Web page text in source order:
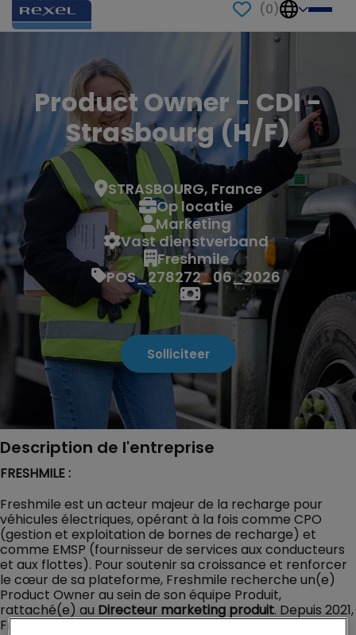
(0)
Product Owner - CDI -
Strasbourg (H/F)
STRASBOURG, France
Op locatie
Marketing
Vast dienstverband
Freshmile
POS_278272_06_2026
Solliciteer
Description de l'entreprise
FRESHMILE :
Freshmile est un acteur majeur de la recharge pour
véhicules électriques, opérant à la fois comme CPO
(gestion et exploitation de bornes de recharge) et
comme EMSP (fournisseur de services aux conducteurs
et aux flottes). Pour soutenir sa croissance et renforcer
le cœur de sa plateforme, Freshmile recherche un(e)
Product Owner au sein de son équipe Produit,
rattaché(e) au Directeur marketing produit. Depuis 2021,
Freshmile est filiale à 100 % de Rexel France.